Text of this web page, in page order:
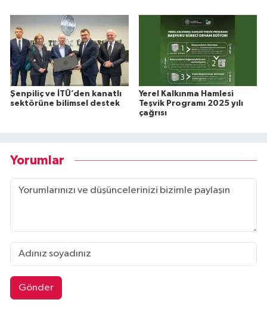
Şenpiliç ve İTÜ’den kanatlı
sektörüne bilimsel destek
Yerel Kalkınma Hamlesi
Teşvik Programı 2025 yılı
çağrısı
Yorumlar
Gönder